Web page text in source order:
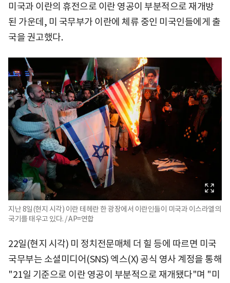
미국과 이란의 휴전으로 이란 영공이 부분적으로 재개방
된 가운데, 미 국무부가 이란에 체류 중인 미국인들에게 출
국을 권고했다.
지난 8일(현지 시각) 이란 테헤란 한 광장에서 이란인들이 미국과 이스라엘의
국기를 태우고 있다. / AP=연합
22일(현지 시각) 미 정치전문매체 더 힐 등에 따르면 미국
국무부는 소셜미디어(SNS) 엑스(X) 공식 영사 계정을 통해
"21일 기준으로 이란 영공이 부분적으로 재개됐다"며 "미